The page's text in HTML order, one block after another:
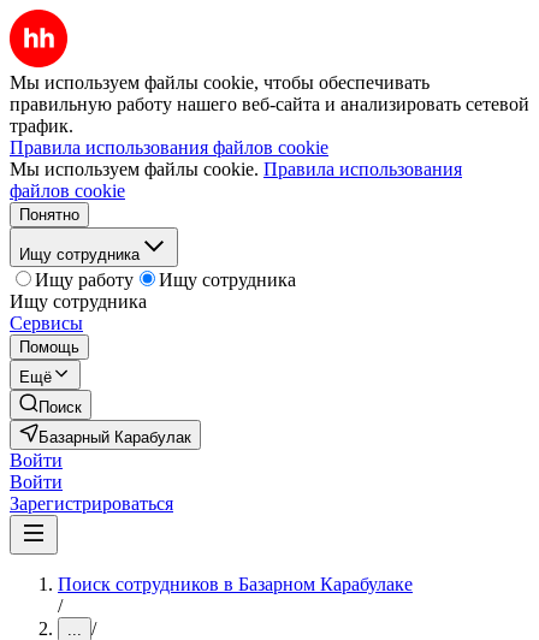
Мы используем файлы cookie, чтобы обеспечивать
правильную работу нашего веб-сайта и анализировать сетевой
трафик.
Правила использования файлов cookie
Мы используем файлы cookie. Правила использования
файлов cookie
Понятно
Ищу сотрудника
Ищу работу
Ищу сотрудника
Ищу сотрудника
Сервисы
Помощь
Ещё
Поиск
Базарный Карабулак
Войти
Войти
Зарегистрироваться
Поиск сотрудников в Базарном Карабулаке
/
... /